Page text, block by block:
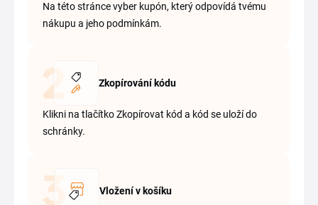
Na této stránce vyber kupón, který odpovídá tvému
nákupu a jeho podmínkám.
Zkopírování kódu
Klikni na tlačítko Zkopírovat kód a kód se uloží do
schránky.
Vložení v košíku